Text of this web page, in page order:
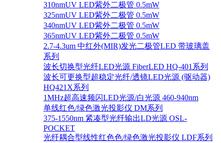
310nmUV LED紫外二极管 0.5mW
325nmUV LED紫外二极管 0.5mW
340nmUV LED紫外二极管 0.5mW
365nmUV LED紫外二极管 0.5mW
2.7-4.3um 中红外(MIR)发光二极管LED 带玻璃盖
系列
波长切换型光纤LED光源 FiberLED HQ-401系列
波长可更换型超稳定光纤/透镜LED光源 (驱动器)
HQ421X系列
1MHz超高速频闪LED光源/白光源 460-940nm
单线红色/绿色激光投影仪 DM系列
375-1550nm 紧凑型光纤输出LD光源 OSL-
POCKET
光纤耦合型线性红色色/绿色激光投影仪 LDF系列